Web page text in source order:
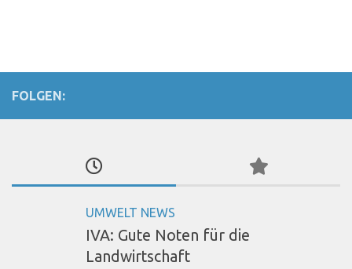
FOLGEN:
UMWELT NEWS
IVA: Gute Noten für die
Landwirtschaft